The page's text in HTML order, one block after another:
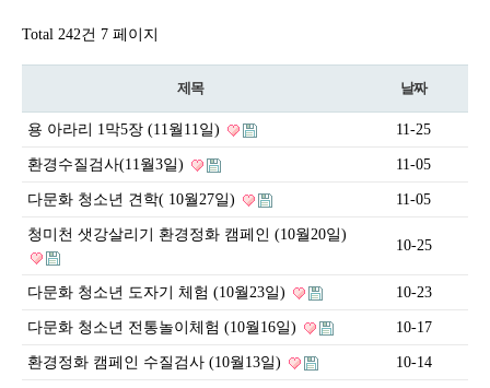
Total 242건 7 페이지
제목 날짜
용 아라리 1막5장 (11월11일) 11-25
환경수질검사(11월3일) 11-05
다문화 청소년 견학( 10월27일) 11-05
청미천 샛강살리기 환경정화 캠페인 (10월20일)
10-25
다문화 청소년 도자기 체험 (10월23일) 10-23
다문화 청소년 전통놀이체험 (10월16일) 10-17
환경정화 캠페인 수질검사 (10월13일) 10-14